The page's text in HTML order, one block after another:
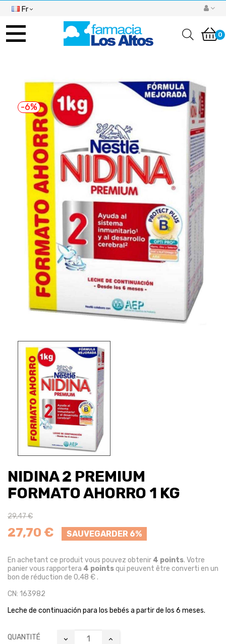
Fr
Basculer 0
-6%
NIDINA 2 PREMIUM
FORMATO AHORRO 1 KG
29,47 €
27,70 € SAUVEGARDER 6%
En achetant ce produit vous pouvez obtenir 4 points. Votre
panier vous rapportera 4 pointsqui peuvent être converti en un
bon de réduction de 0,48 €.
CN: 163982
Leche de continuación para los bebés a partir de los 6 meses.
QUANTITÉ